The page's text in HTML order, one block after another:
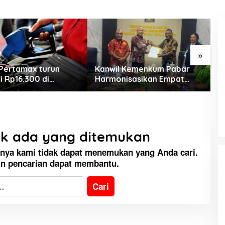
»
turun
Rp16.300 di
Papua Maluku
Kanwil Kemenkum Pabar
Harmonisasikan Empat
Ranperda Kabupaten Teluk
ada yang ditemukan
kami tidak dapat menemukan yang Anda cari.
pencarian dapat membantu.
KEMARAU, ANTARA SUNNATULLAH